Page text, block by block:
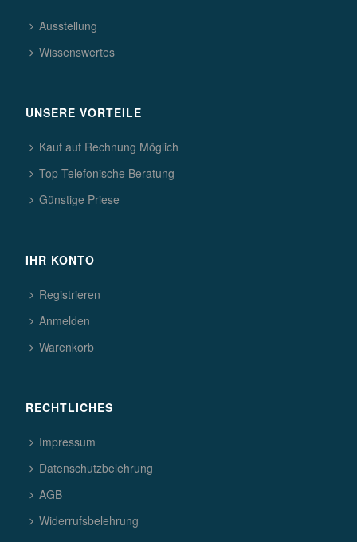
Ausstellung
Wissenswertes
UNSERE VORTEILE
Kauf auf Rechnung Möglich
Top Telefonische Beratung
Günstige Priese
IHR KONTO
Registrieren
Anmelden
Warenkorb
RECHTLICHES
Impressum
Datenschutzbelehrung
AGB
Widerrufsbelehrung